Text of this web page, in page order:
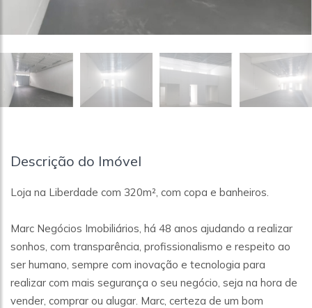
Descrição do Imóvel
Loja na Liberdade com 320m², com copa e banheiros.
Marc Negócios Imobiliários, há 48 anos ajudando a realizar
sonhos, com transparência, profissionalismo e respeito ao
ser humano, sempre com inovação e tecnologia para
realizar com mais segurança o seu negócio, seja na hora de
vender, comprar ou alugar. Marc, certeza de um bom